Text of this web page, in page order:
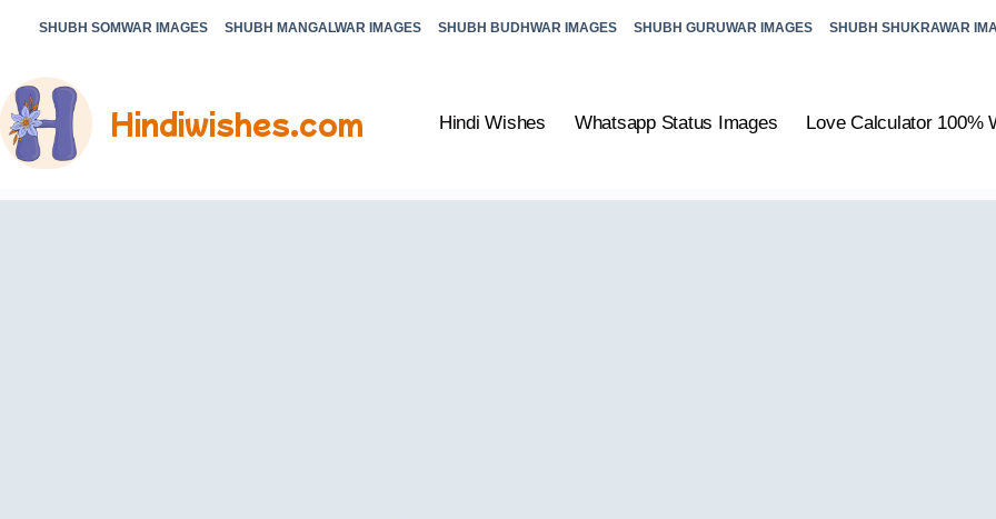
SHUBH SOMWAR IMAGES SHUBH MANGALWAR IMAGES SHUBH BUDHWAR IMAGES SHUBH GURUWAR IMAGES SHUBH SHUKRAWAR
Hindiwishes.com Hindi Wishes Whatsapp Status Images Love Calculator 100%